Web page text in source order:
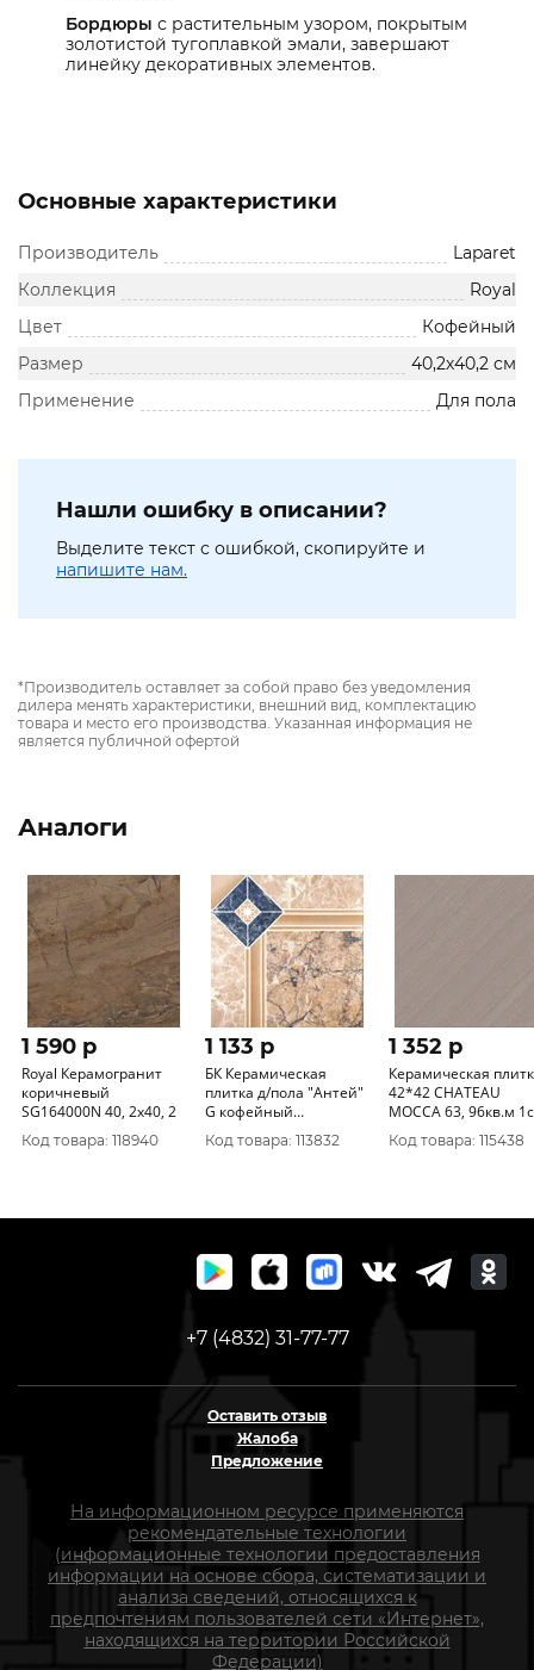
Бордюры с растительным узором, покрытым
золотистой тугоплавкой эмали, завершают
линейку декоративных элементов.
Основные характеристики
Производитель
Laparet
Коллекция
Royal
Цвет
Кофейный
Размер
40,2х40,2 см
Применение
Для пола
Нашли ошибку в описании?
Выделите текст с ошибкой, скопируйте и
напишите нам.
*Производитель оставляет за собой право без уведомления
дилера менять характеристики, внешний вид, комплектацию
товара и место его производства. Указанная информация не
является публичной офертой
Аналоги
1 590 p
Royal Керамогранит
коричневый
SG164000N 40, 2х40, 2
Код товара: 118940
1 133 p
БК Керамическая
плитка д/пола "Антей"
G кофейный
(418*418*8) 1сорт
нов.гост
Код товара: 113832
1 352 p
Керамическая
42*42 CHATEAU
MOCCA 63, 96кв.м 1с
Код товара: 115438
+7 (4832) 31-77-77
Оставить отзыв
Жалоба
Предложение
На информационном ресурсе применяются
рекомендательные технологии
(информационные технологии предоставления
информации на основе сбора, систематизации и
анализа сведений, относящихся к
предпочтениям пользователей сети «Интернет»,
находящихся на территории Российской
Федерации)